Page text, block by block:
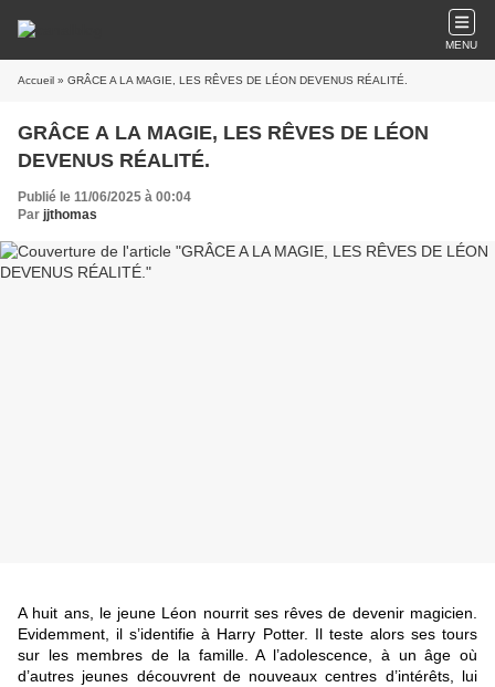
MENU
Accueil » GRÂCE A LA MAGIE, LES RÊVES DE LÉON DEVENUS RÉALITÉ.
GRÂCE A LA MAGIE, LES RÊVES DE LÉON
DEVENUS RÉALITÉ.
Publié le 11/06/2025 à 00:04
Par jjthomas
A huit ans, le jeune Léon nourrit ses rêves de devenir magicien.
Evidemment, il s’identifie à Harry Potter. Il teste alors ses tours
sur les membres de la famille. A l’adolescence, à un âge où
d’autres jeunes découvrent de nouveaux centres d’intérêts, lui